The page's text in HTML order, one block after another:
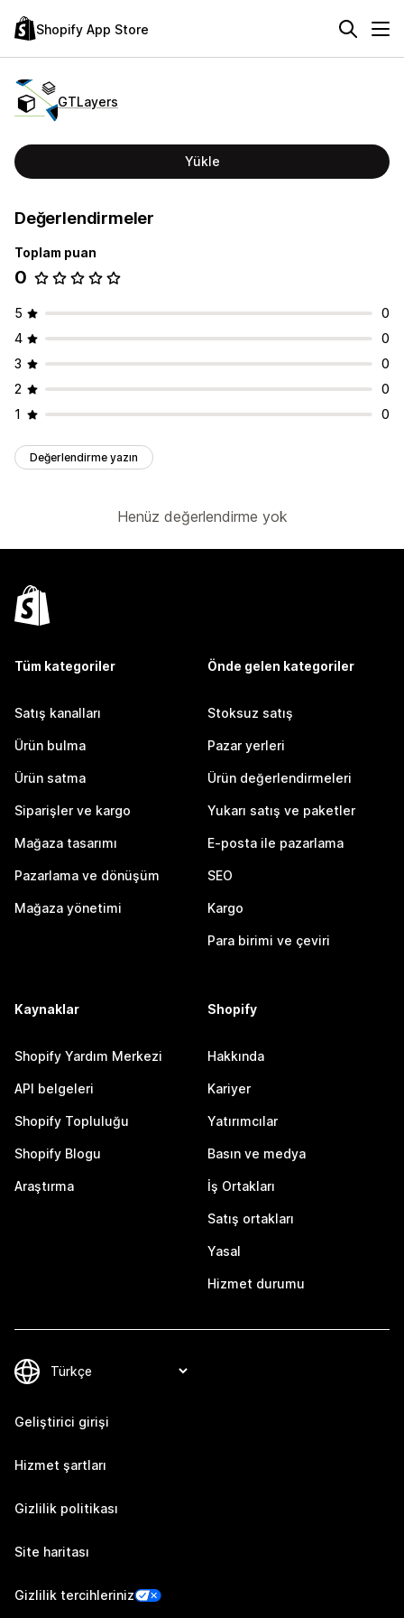
Shopify App Store
GTLayers
Yükle
Değerlendirmeler
Toplam puan
0
5
0
4
0
3
0
2
0
1
0
Değerlendirme yazın
Henüz değerlendirme yok
Tüm kategoriler
Satış kanalları
Ürün bulma
Ürün satma
Siparişler ve kargo
Mağaza tasarımı
Pazarlama ve dönüşüm
Mağaza yönetimi
Önde gelen kategoriler
Stoksuz satış
Pazar yerleri
Ürün değerlendirmeleri
Yukarı satış ve paketler
E-posta ile pazarlama
SEO
Kargo
Para birimi ve çeviri
Kaynaklar
Shopify Yardım Merkezi
API belgeleri
Shopify Topluluğu
Shopify Blogu
Araştırma
Shopify
Hakkında
Kariyer
Yatırımcılar
Basın ve medya
İş Ortakları
Satış ortakları
Yasal
Hizmet durumu
Geliştirici girişi
Hizmet şartları
Gizlilik politikası
Site haritası
Gizlilik tercihleriniz